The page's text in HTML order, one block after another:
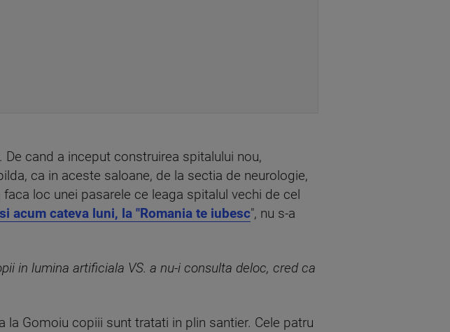
cand a inceput construirea spitalului nou,
ca in aceste saloane, de la sectia de neurologie,
loc unei pasarele ce leaga spitalul vechi de cel
acum cateva luni, la "Romania te iubesc", nu s-a
in lumina artificiala VS. a nu-i consulta deloc, cred ca
la Gomoiu copiii sunt tratati in plin santier. Cele patru